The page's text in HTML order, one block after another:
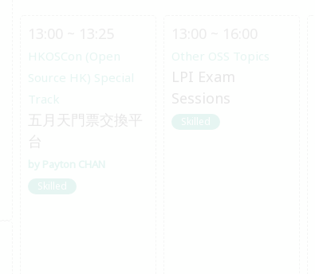
HKOSCon (Open
Source HK) Special
Track
五月天門票交換平
台
Payton CHAN
Skilled
Other OSS Topics
LPI Exam
Sessions
Skilled